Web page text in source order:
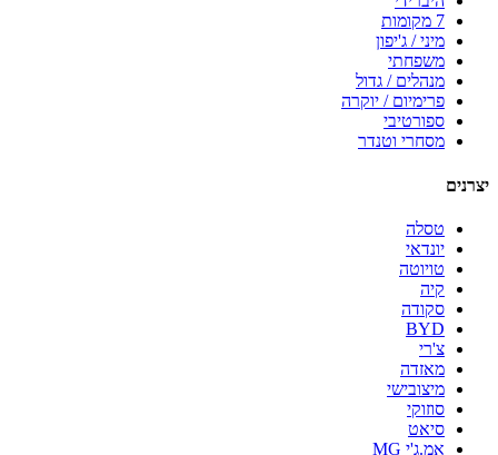
7 מקומות
מיני / ג'יפון
משפחתי
מנהלים / גדול
פרימיום / יוקרה
ספורטיבי
מסחרי וטנדר
יצרנים
טסלה
יונדאי
טויוטה
קיה
סקודה
BYD
צ'רי
מאזדה
מיצובישי
סוזוקי
סיאט
אמ.ג'י MG